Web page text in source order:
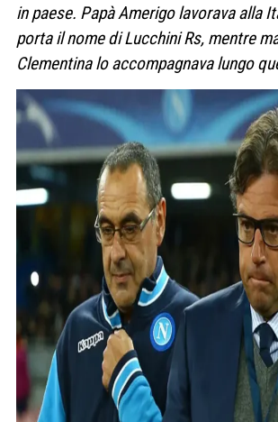
in paese. Papà Amerigo lavorava alla
porta il nome di Lucchini Rs, mentre
Clementina lo accompagnava lungo